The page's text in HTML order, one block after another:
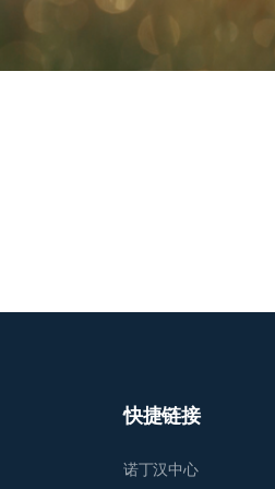
快捷链接
诺丁汉中心